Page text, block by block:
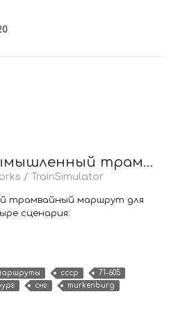
Муркенбург — вымышленный трамвайный маршрут
/ TrainSimulator
трамвайный маршрут для
сценария:
ссср
71-605
снг
murkenburg